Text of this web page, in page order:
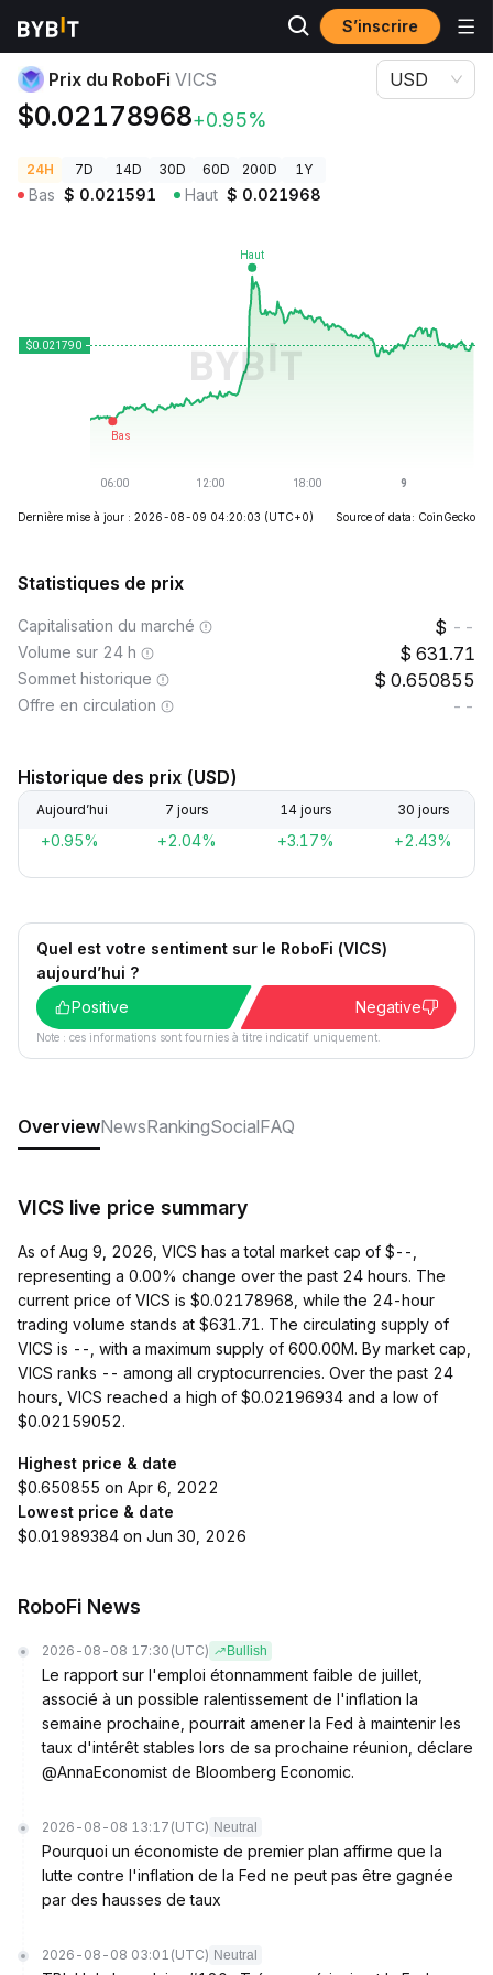
S’inscrire
Prix des cryptos
Prix du RoboFi VICS
$0.02178968+0.95%
USD
24H 7D 14D 30D 60D 200D 1Y
Bas $ 0.021591 Haut $ 0.021968
Dernière mise à jour : 2026-08-09 04:20:03 (UTC+0) Source of data: CoinGecko
Statistiques de prix
Capitalisation du marché --
Volume sur 24 h 631.71
Sommet historique 0.650855
Offre en circulation --
Historique des prix (USD)
Aujourd’hui 7 jours 14 jours 30 jours
+0.95% +2.04% +3.17% +2.43%
Quel est votre sentiment sur le RoboFi (VICS)
aujourd’hui ?
Positive
Negative
Note : ces informations sont fournies à titre indicatif uniquement.
OverviewNewsRankingSocialFAQ
VICS live price summary
As of Aug 9, 2026, VICS has a total market cap of $--,
representing a 0.00% change over the past 24 hours. The
current price of VICS is $0.02178968, while the 24-hour
trading volume stands at $631.71. The circulating supply of
VICS is --, with a maximum supply of 600.00M. By market cap,
VICS ranks -- among all cryptocurrencies. Over the past 24
hours, VICS reached a high of $0.02196934 and a low of
$0.02159052.
Highest price & date
$0.650855 on Apr 6, 2022
Lowest price & date
$0.01989384 on Jun 30, 2026
RoboFi News
2026-08-08 17:30 (UTC) Bullish
Le rapport sur l'emploi étonnamment faible de juillet,
associé à un possible ralentissement de l'inflation la
semaine prochaine, pourrait amener la Fed à maintenir les
taux d'intérêt stables lors de sa prochaine réunion, déclare
@AnnaEconomist de Bloomberg Economic.
2026-08-08 13:17 (UTC) Neutral
Pourquoi un économiste de premier plan affirme que la
lutte contre l'inflation de la Fed ne peut pas être gagnée
par des hausses de taux
2026-08-08 03:01 (UTC) Neutral